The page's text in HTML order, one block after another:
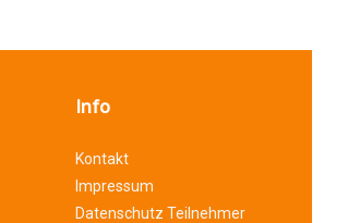
Info
Kontakt
Impressum
Datenschutz Teilnehmer